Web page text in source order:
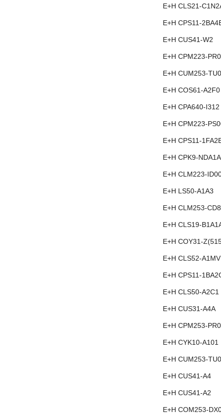
E+H CLS21-
E+H CPS11-
E+H CUS41-W2
E+H CPM223-
E+H CUM253-
E+H COS61-A2F0
E+H CPA640-I312
E+H CPM223-
E+H CPS11-
E+H CPK9-NDA1A
E+H CLM223-
E+H LS50-A1A3
E+H CLM253-
E+H CLS19-
E+H COY31-
E+H CLS52-
E+H CPS11-
E+H CLS50-A2C1
E+H CUS31-A4A
E+H CPM253-
E+H CYK10-A101
E+H CUM253-
E+H CUS41-A4
E+H CUS41-A2
E+H COM253-